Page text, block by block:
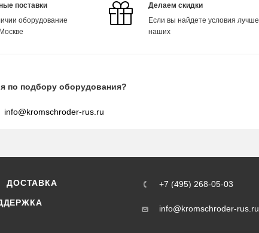
поставки
оборудование
Делаем скидки
Если вы найдете условия лучше
наших
по подбору оборудования?
info@kromschroder-rus.ru
ДОСТАВКА +7 (495) 268-05-03
info@kromschroder-rus.ru